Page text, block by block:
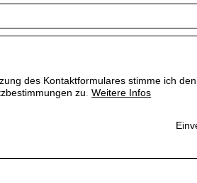
Kontaktformulares stimme ich den
zu.Weitere Infos